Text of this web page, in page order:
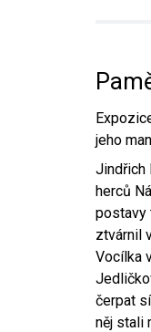
jeho
Jindřich
herců
postavy
ztvárnil
Vocílka
čerpat
něj stali